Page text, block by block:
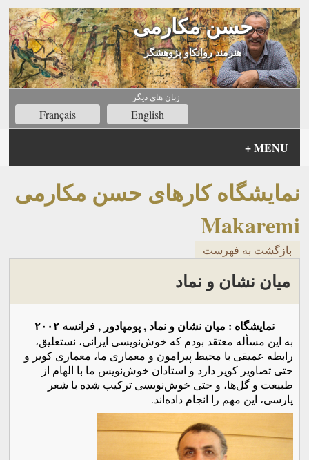
حسن مکارمی
هنرمند روانکاو پژوهشگر
زبان های ديگر
Français English
MENU
+
نمایشگاه کارهای حسن مکارمی
Makaremi
بازگشت به فهرست
میان نشان و نماد
نمایشگاه : میان نشان و نماد , پومپادور , فرانسه ۲۰۰۲
به این مسأله معتقد بودم که خوش‌نویسی ایرانی، نستعلیق،
رابطه عمیقی با محیط پیرامون و معماری ما، معماری کویر و
حتی تصاویر کویر دارد و استادان خوش‌نویس ما با الهام از
طبیعت و گل‌ها، و حتی خوش‌نویسی ترکیب شده با شعر
پارسی، این مهم را انجام داده‌اند.